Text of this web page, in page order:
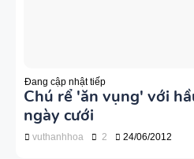
Đang cập nhật tiếp
Chú rể 'ăn vụng' với
ngày cưới
vuthanhhoa 2 24/06/2012